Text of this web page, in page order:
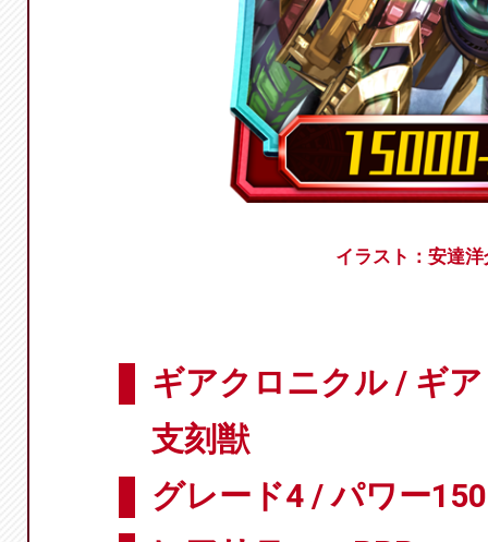
イラスト：安達洋
ギアクロニクル / ギ
支刻獣
グレード4 / パワー